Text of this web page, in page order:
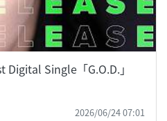
Single「G.O.D.」
2026/06/24 07:01